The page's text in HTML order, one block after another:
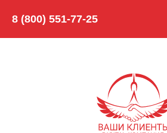
8 (800) 551-77-25